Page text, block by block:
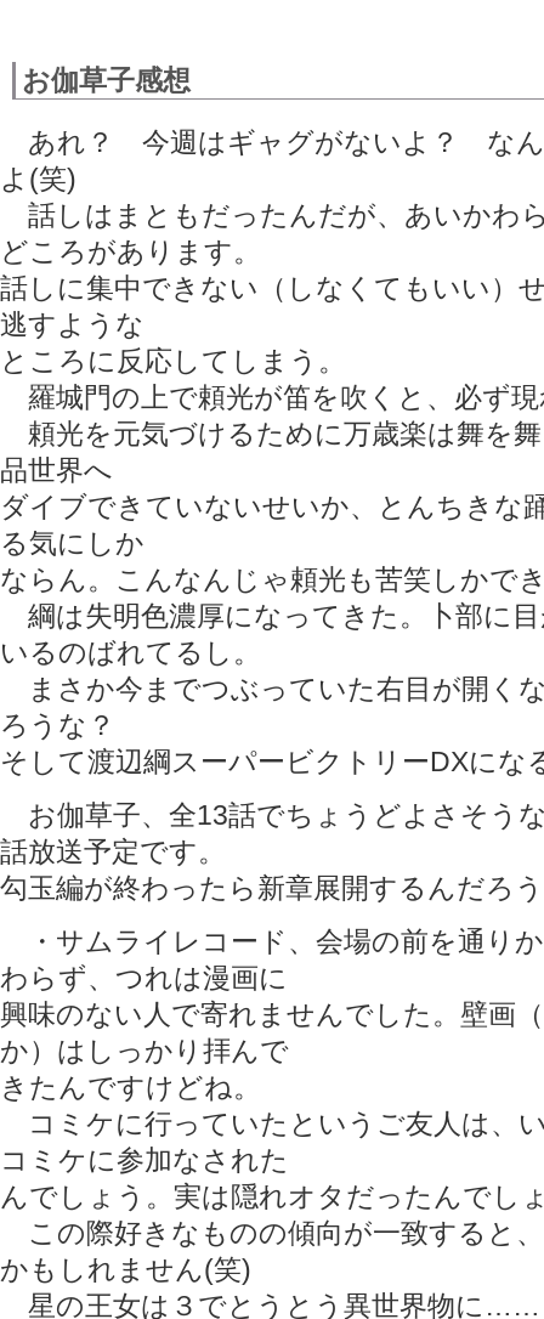
お伽草子感想
あれ？ 今週はギャグがないよ？ なん
よ(笑)
話しはまともだったんだが、あいかわ
どころがあります。
話しに集中できない（しなくてもいい）
逃すような
ところに反応してしまう。
羅城門の上で頼光が笛を吹くと、必ず
頼光を元気づけるために万歳楽は舞を
品世界へ
ダイブできていないせいか、とんちきな
る気にしか
ならん。こんなんじゃ頼光も苦笑しかで
綱は失明色濃厚になってきた。卜部に
いるのばれてるし。
まさか今までつぶっていた右目が開く
ろうな？
そして渡辺綱スーパービクトリーDXにな
お伽草子、全13話でちょうどよさそう
話放送予定です。
勾玉編が終わったら新章展開するんだろ
・サムライレコード、会場の前を通り
わらず、つれは漫画に
興味のない人で寄れませんでした。壁画
か）はしっかり拝んで
きたんですけどね。
コミケに行っていたというご友人は、
コミケに参加なされた
んでしょう。実は隠れオタだったんでし
この際好きなものの傾向が一致すると
かもしれません(笑)
星の王女は３でとうとう異世界物に……